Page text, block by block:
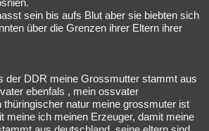
sein bis aufs Blut aber sie biebten sich
über die Grenzen ihrer Eltern ihrer
der DDR meine Grossmutter stammt aus
ebenfals , mein ossvater
natur meine grossmuter ist
meine ich meinen Erzeuger, damit meine